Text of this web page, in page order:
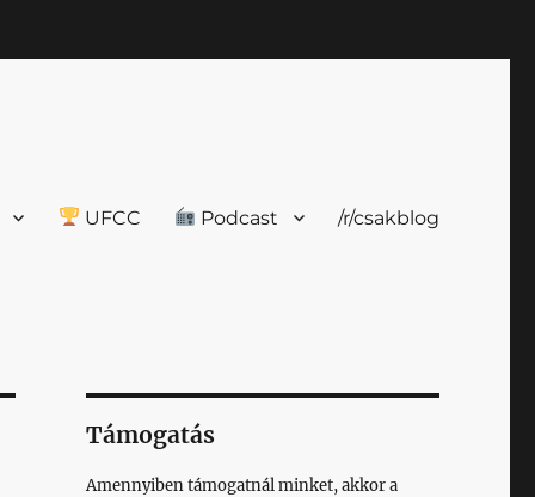
UFCC Podcast /r/csakblog
Támogatás
Amennyiben támogatnál minket, akkor a